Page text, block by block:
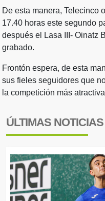
De esta manera, Telecinco
17.40 horas este segundo
después el Lasa III- Oinatz
grabado.
Frontón espera, de esta
sus fieles seguidores que
la competición más
ÚLTIMAS NOTICIAS